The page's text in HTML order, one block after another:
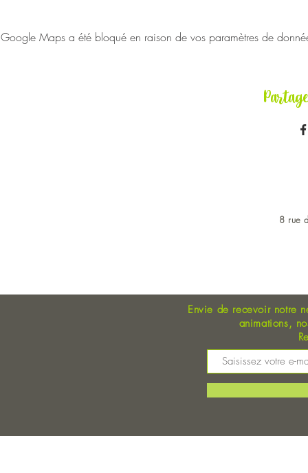
Google Maps a été bloqué en raison de vos paramètres de
8 rue
Envie de recevoir notre
animations,